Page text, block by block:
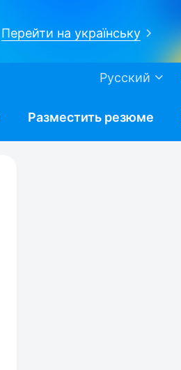
Перейти на українську
Русский
Разместить резюме